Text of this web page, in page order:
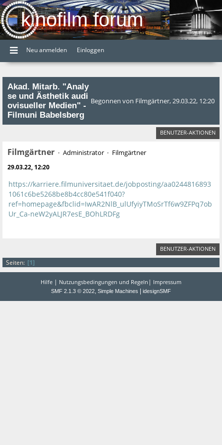
kinofilm forum
Neu anmelden Einloggen
Akad. Mitarb. "Analy
se und Ästhetik audi
ovisueller Medien" -
Filmuni Babelsberg
Begonnen von Filmgärtner, 29.03.22, 12:20
BENUTZER-AKTIONEN
Filmgärtner Administrator Filmgärtner
29.03.22, 12:20
https://karriere.filmuniversitaet.de/jobposting/aa0244816893
1061c6be5268be8b4cc80e541f040?
ref=homepage&fbclid=IwAR2NlB_ulUfyiyTMoSrTf6w9ZFPq7ob
Ur_Ca-neW2yALJR7esE_BOhLRDFg
BENUTZER-AKTIONEN
Seiten 1
Hilfe | Nutzungsbedingungen und Regeln | Impressum
SMF 2.1.3 © 2022, Simple Machines idesignSMF